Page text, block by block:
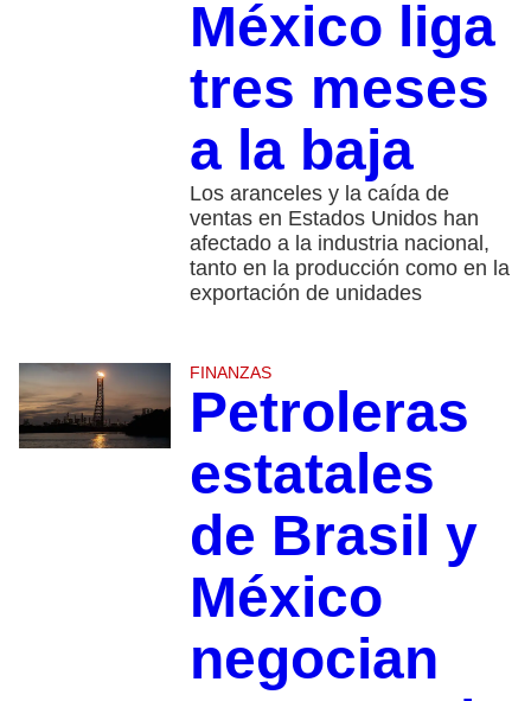
México liga
tres meses
a la baja
Los aranceles y la caída de
ventas en Estados Unidos han
afectado a la industria nacional,
tanto en la producción como en la
exportación de unidades
FINANZAS
Petroleras
estatales
de Brasil y
México
negocian